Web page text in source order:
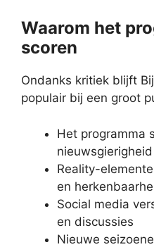
Waarom het
scoren
Ondanks kritiek blijft
populair bij een groot
Het programma
Reality-
en
Social media
en discussies
Nieuwe